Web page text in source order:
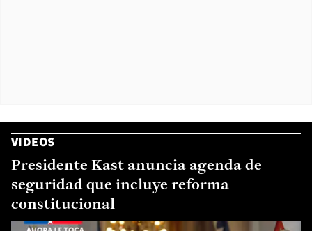
VIDEOS
Presidente Kast anuncia agenda de
seguridad que incluye reforma
constitucional